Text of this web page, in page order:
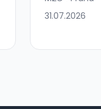
31.07.2026